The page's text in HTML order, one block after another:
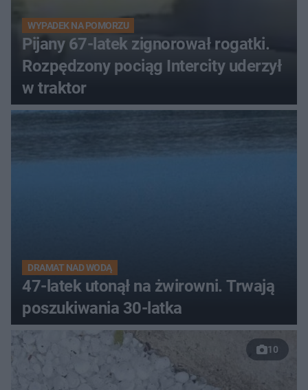
WYPADEK NA POMORZU
Pijany 67-latek zignorował rogatki.
Rozpędzony pociąg Intercity uderzył
w traktor
DRAMAT NAD WODĄ
47-latek utonął na żwirowni. Trwają
poszukiwania 30-latka
10